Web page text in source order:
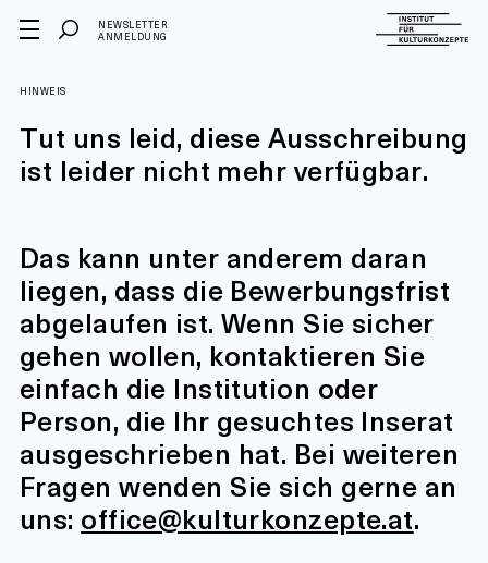
NEWSLETTER
ANMELDUNG
HINWEIS
Tut uns leid, diese Ausschreibung
ist leider nicht mehr verfügbar.
Das kann unter anderem daran
liegen, dass die Bewerbungsfrist
abgelaufen ist. Wenn Sie sicher
gehen wollen, kontaktieren Sie
einfach die Institution oder
Person, die Ihr gesuchtes Inserat
ausgeschrieben hat. Bei weiteren
Fragen wenden Sie sich gerne an
uns: office@kulturkonzepte.at.